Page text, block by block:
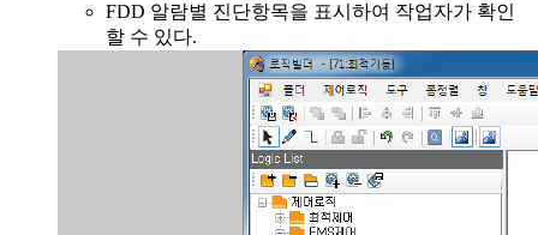
FDD 알람별 진단항목을 표시하여 작업자가 확인
할 수 있다.